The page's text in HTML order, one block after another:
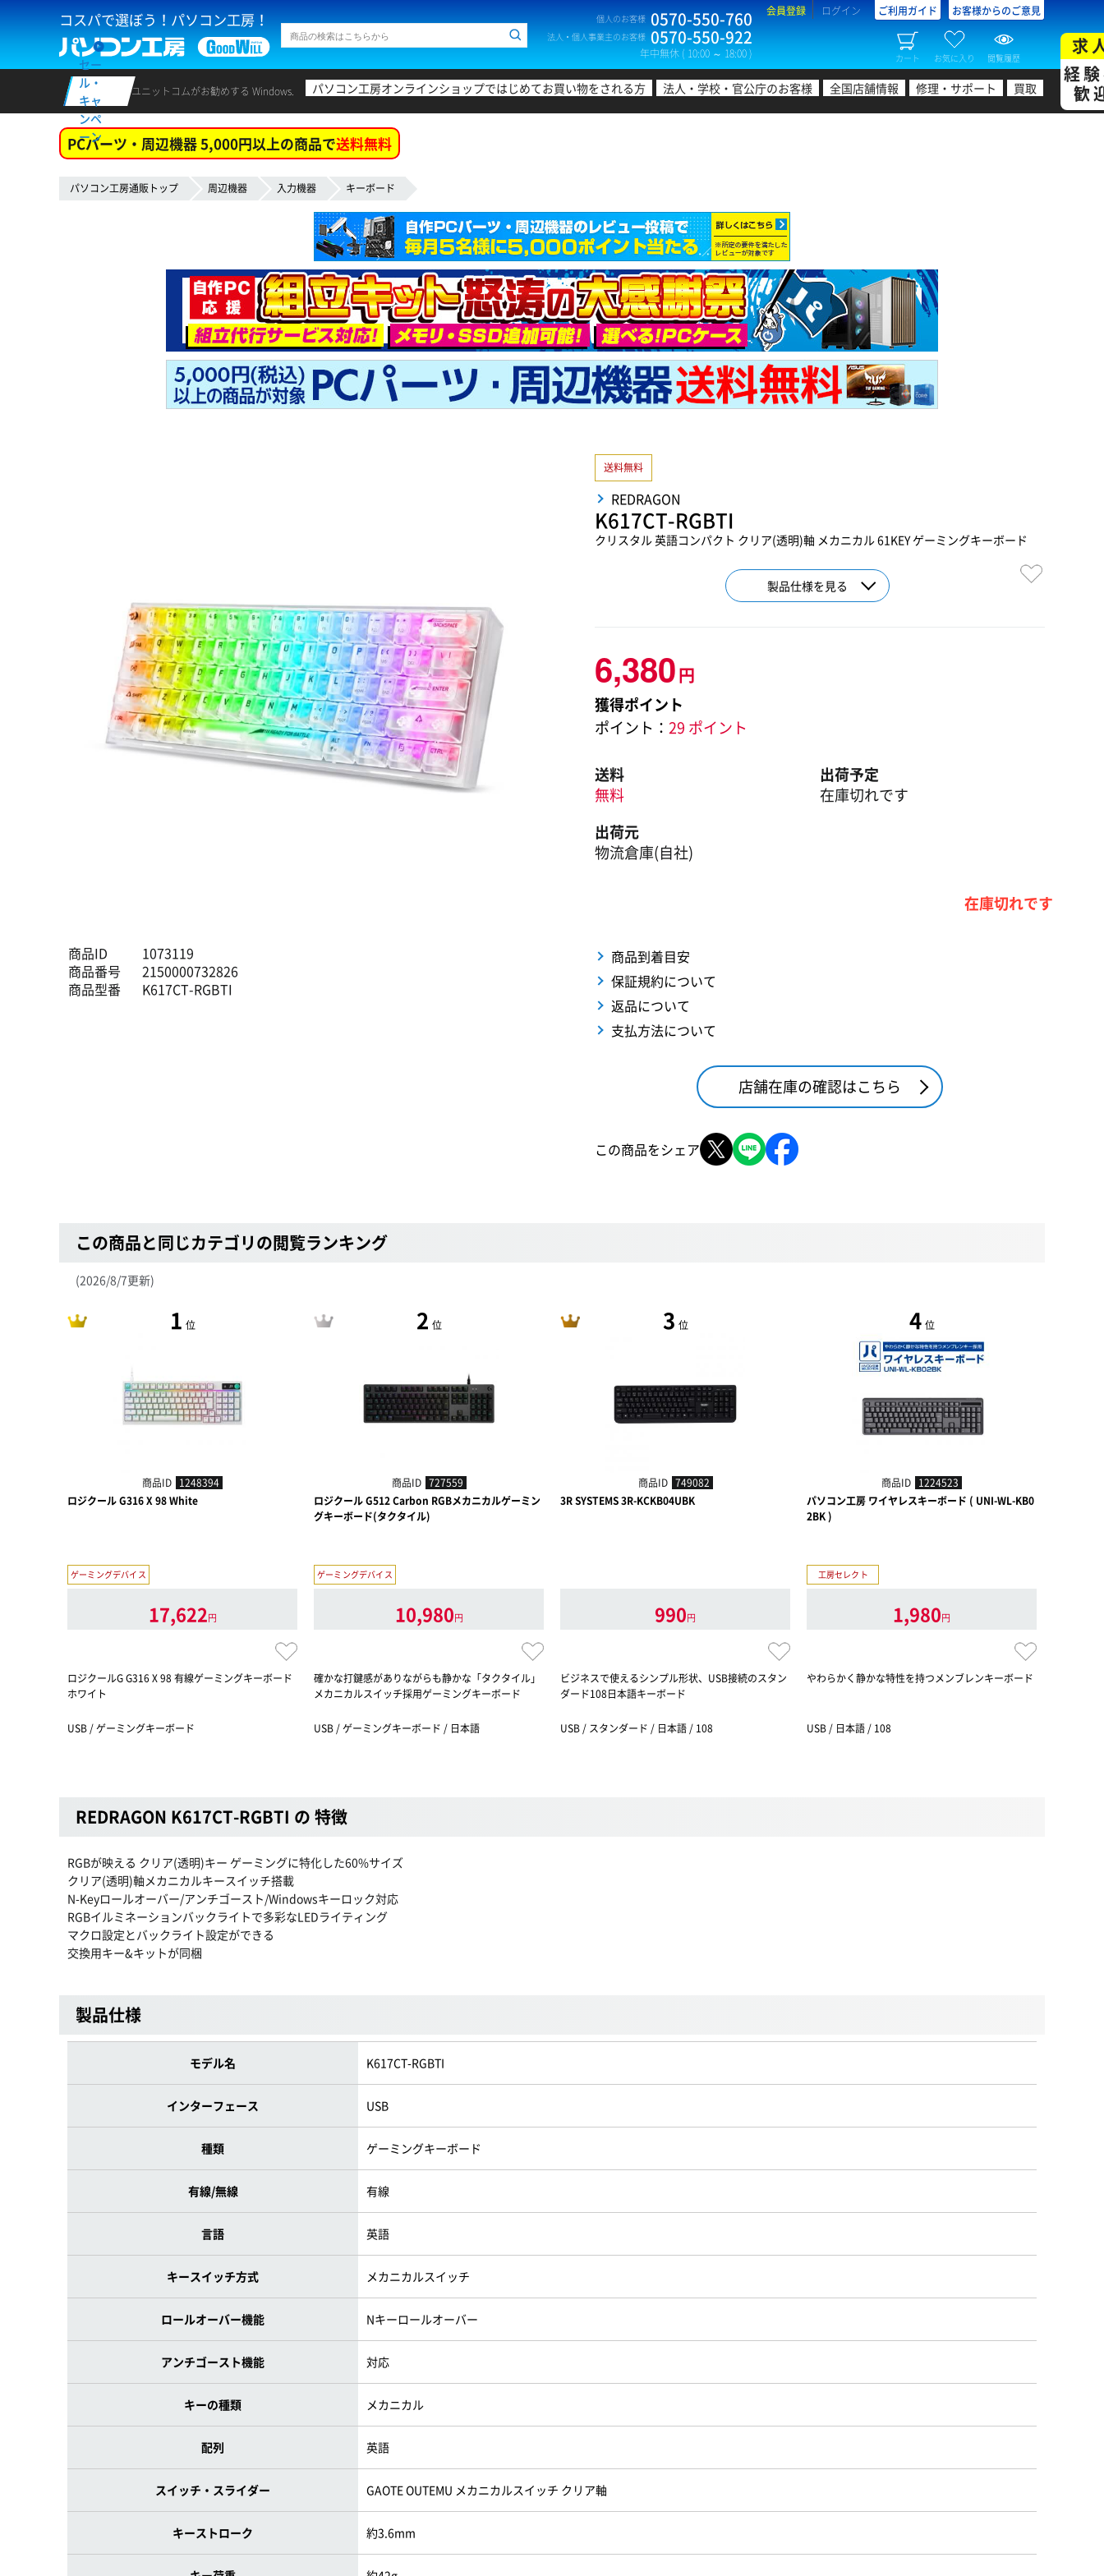
コスパで選ぼう！パソコン工房！ 個人のお客様 0570-550-760
法人・個人事業主のお客様 0570-550-922
年中無休 ( 10:00 ～ 18:00 )
会員登録 ログイン ご利用ガイド お客様からのご意見
カート お気に入り 閲覧履歴
セー
ル・
キャ
ンペ
ーン
ユニットコムがお勧めする Windows. パソコン工房オンラインショップではじめてお買い物をされる方 法人・学校・官公庁のお客様 全国店舗情報 修理・サポート 買取
求
経
歓
PCパーツ・周辺機器 5,000円以上の商品で送料無料
パソコン工房通販トップ 周辺機器 入力機器 キーボード
商品ID
1073119
商品番号
2150000732826
商品型番
K617CT-RGBTI
送料無料
REDRAGON
K617CT-RGBTI
クリスタル 英語コンパクト クリア(透明)軸 メカニカル 61KEY ゲーミングキーボード
製品仕様を見る
6,380円
獲得ポイント
ポイント： 29 ポイント
送料
無料
出荷予定
在庫切れです
出荷元
物流倉庫(自社)
在庫切れです
商品到着目安
保証規約について
返品について
支払方法について
店舗在庫の確認はこちら
この商品をシェア
この商品と同じカテゴリの閲覧ランキング
(2026/8/7更新)
1 位
商品ID 1248394
ロジクール G316 X 98 White
ゲーミングデバイス
17,622円
ロジクールG G316 X 98 有線ゲーミングキーボード
ホワイト
USB / ゲーミングキーボード
2 位
商品ID 727559
ロジクール G512 Carbon RGBメカニカルゲーミン
グキーボード(タクタイル)
ゲーミングデバイス
10,980円
確かな打鍵感がありながらも静かな「タクタイル」
メカニカルスイッチ採用ゲーミングキーボード
USB / ゲーミングキーボード / 日本語
3 位
商品ID 749082
3R SYSTEMS 3R-KCKB04UBK
990円
ビジネスで使えるシンプル形状、USB接続のスタン
ダード108日本語キーボード
USB / スタンダード / 日本語 / 108
4 位
商品ID 1224523
パソコン工房 ワイヤレスキーボード ( UNI-WL-KB0
2BK )
工房セレクト
1,980円
やわらかく静かな特性を持つメンブレンキーボード
USB / 日本語 / 108
REDRAGON K617CT-RGBTI の 特徴
RGBが映える クリア(透明)キー ゲーミングに特化した60%サイズ
クリア(透明)軸メカニカルキースイッチ搭載
N-Keyロールオーバー/アンチゴースト/Windowsキーロック対応
RGBイルミネーションバックライトで多彩なLEDライティング
マクロ設定とバックライト設定ができる
交換用キー&キットが同梱
製品仕様
モデル名 K617CT-RGBTI
インターフェース USB
種類 ゲーミングキーボード
有線/無線 有線
言語 英語
キースイッチ方式 メカニカルスイッチ
ロールオーバー機能 Nキーロールオーバー
アンチゴースト機能 対応
キーの種類 メカニカル
配列 英語
スイッチ・スライダー GAOTE OUTEMU メカニカルスイッチ クリア軸
キーストローク 約3.6mm